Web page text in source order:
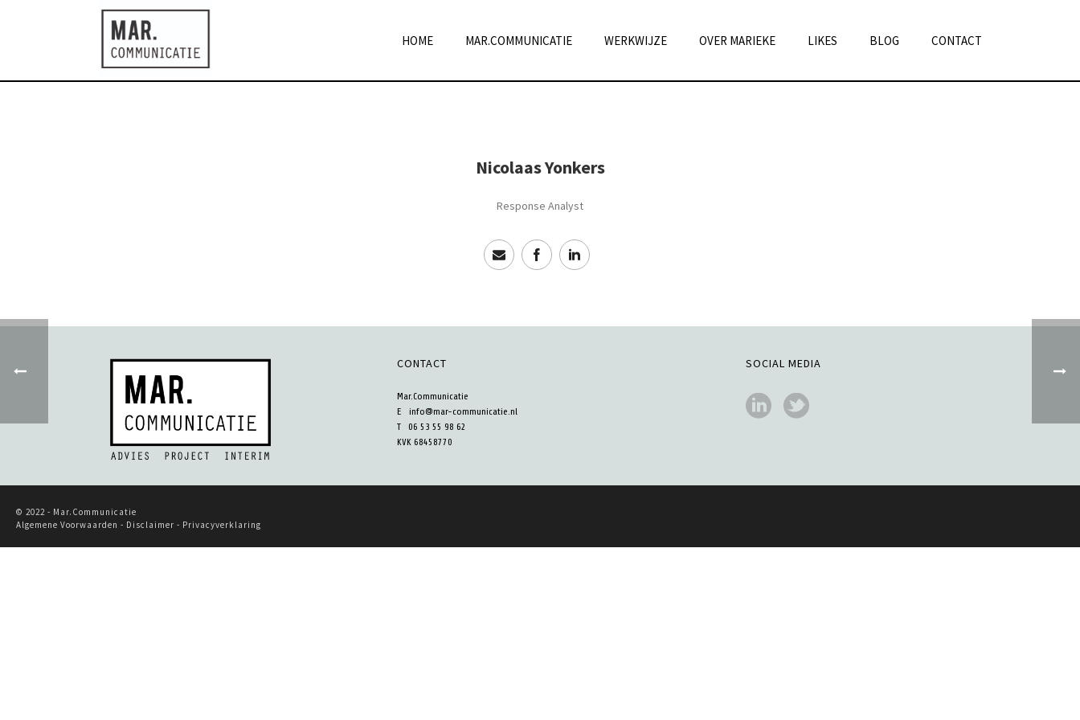
HOME MAR.COMMUNICATIE WERKWIJZE OVER MARIEKE LIKES BLOG CONTACT
Nicolaas Yonkers
Response Analyst
CONTACT
Mar.Communicatie
E info@mar-communicatie.nl
T 06 53 55 98 62
KVK 68458770
SOCIAL MEDIA
© 2022 - Mar.Communicatie
Algemene Voorwaarden - Disclaimer - Privacyverklaring